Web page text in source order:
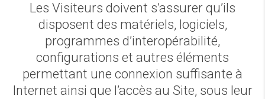
Les Visiteurs doivent s’assurer qu’ils
disposent des matériels, logiciels,
programmes d’interopérabilité,
configurations et autres éléments
permettant une connexion suffisante à
Internet ainsi que l’accès au Site, sous leur